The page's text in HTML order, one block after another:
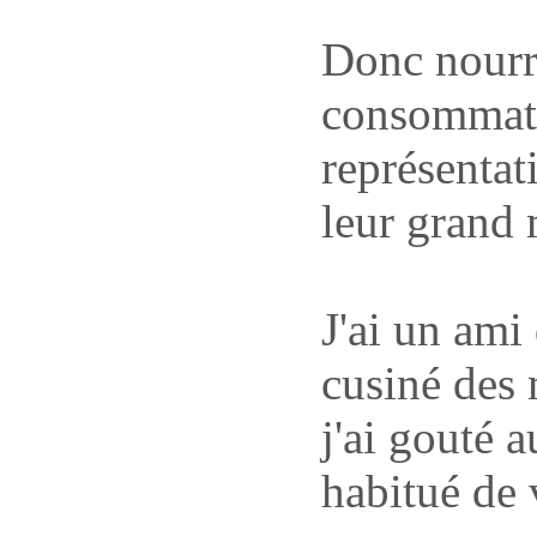
Donc
leur grand
J'ai un
cusiné des
j'ai gouté
habitué de